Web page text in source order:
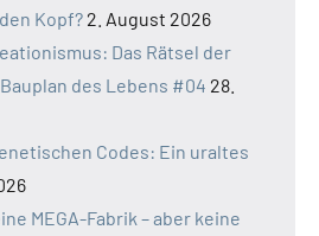
Kopf? 2. August 2026
Das Rätsel der
des Lebens #04 28.
Codes: Ein uraltes
MEGA-Fabrik – aber keine